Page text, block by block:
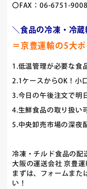
〇FAX：06-6751-9008
＼食品の冷凍・冷
＝京豊運輸の5大
1.低温管理が必要な食
2.1ケースからOK！小
3.今日の午後注文で明
4.生鮮食品の取り扱い
5.中央卸売市場の深夜
冷凍・チルド食品の配
大阪の運送会社 京豊運
まずは、フォームまた
い！